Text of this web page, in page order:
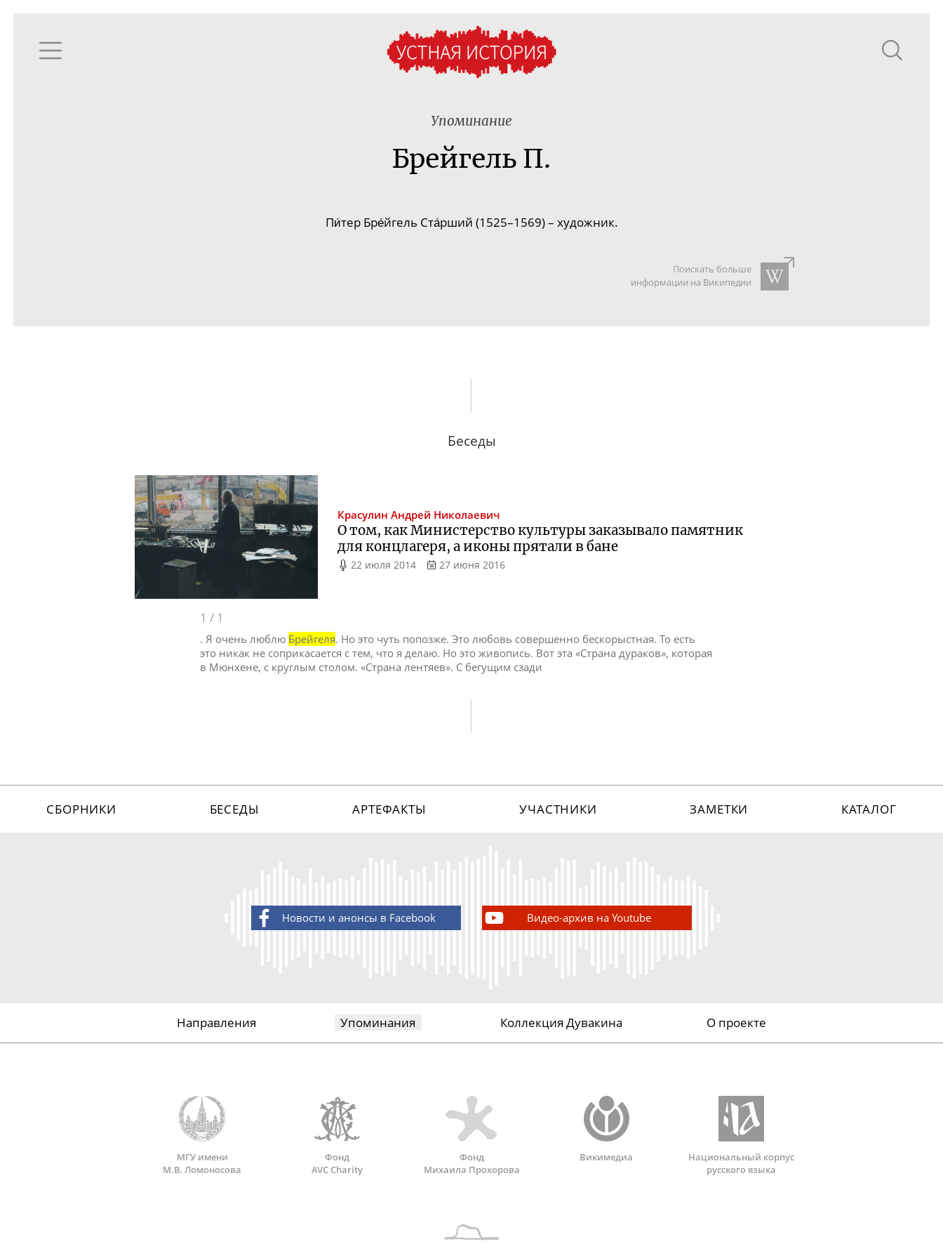
Упоминание
Брейгель П.
Пи́тер Бре́йгель Ста́рший (1525–1569) – художник.
Поискать больше
информации на Википедии
Беседы
Красулин Андрей Николаевич
О том, как Министерство культуры заказывало памятник
для концлагеря, а иконы прятали в бане
22 июля 2014 27 июня 2016
1 / 1
. Я очень люблю Брейгеля. Но это чуть попозже. Это любовь совершенно бескорыстная. То есть
это никак не соприкасается с тем, что я делаю. Но это живопись. Вот эта «Страна дураков», которая
в Мюнхене, с круглым столом. «Страна лентяев». С бегущим сзади
СБОРНИКИ БЕСЕДЫ АРТЕФАКТЫ УЧАСТНИКИ ЗАМЕТКИ КАТАЛОГ
Новости и анонсы в Facebook Видео-архив на Youtube
Направления Упоминания Коллекция Дувакина О проекте
МГУ имени
М.В. Ломоносова
Фонд
AVC Charity
Фонд
Михаила Прохорова
Викимедиа
Национальный корпус
русского языка